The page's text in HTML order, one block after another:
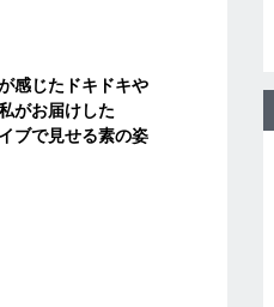
感じたドキドキや
がお届けした
ブで見せる素の姿